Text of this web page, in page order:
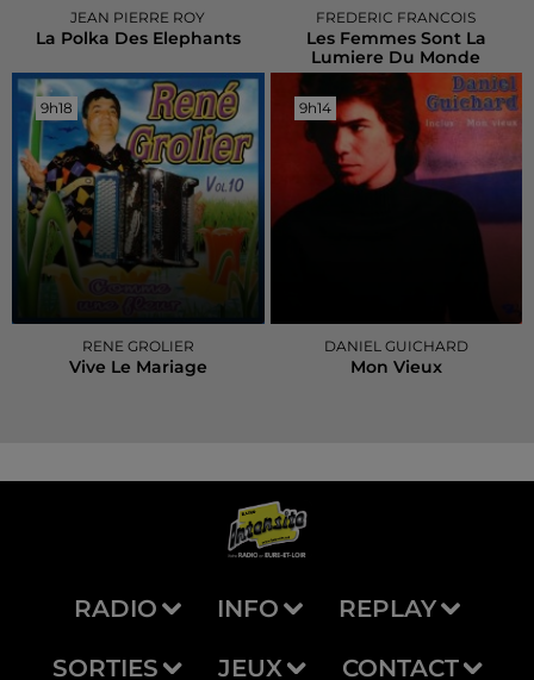
JEAN PIERRE ROY
La Polka Des Elephants
FREDERIC FRANCOIS
Les Femmes Sont La
Lumiere Du Monde
9h18
9h18
RENE GROLIER
Vive Le Mariage
9h14
9h14
DANIEL GUICHARD
Mon Vieux
RADIO INFO REPLAY
SORTIES JEUX CONTACT